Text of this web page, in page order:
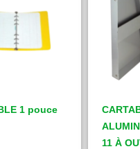
1 pouce
11 À